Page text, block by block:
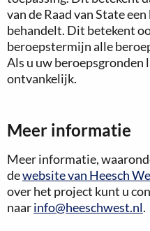
van de Raad van State
behandelt. Dit betekent
beroepstermijn alle
Als u uw beroepsgronden
ontvankelijk.
Meer informatie
Meer informatie,
dewebsite van Heesch
over het project kunt u
naarinfo@heeschwest.nl.